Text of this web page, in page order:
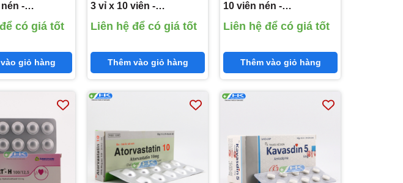
-
có giá tốt
giỏ hàng
3 vỉ x 10 viên -
Agimexpharm(Losartan
kali 100mg;
25mg)
Liên hệ để có giá tốt
Thêm vào giỏ hàng
10 viên nén -
Agimexpharm(Irbesartan
150mg)
Liên hệ để có giá tốt
Thêm vào giỏ hàng